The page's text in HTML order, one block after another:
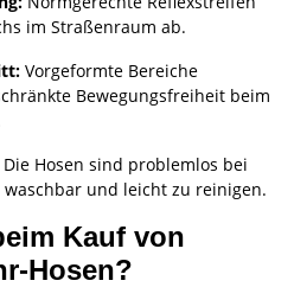
im Straßenraum ab.
Vorgeformte Bereiche
Bewegungsfreiheit beim
Die Hosen sind problemlos bei
und leicht zu reinigen.
Kauf von
Hosen?